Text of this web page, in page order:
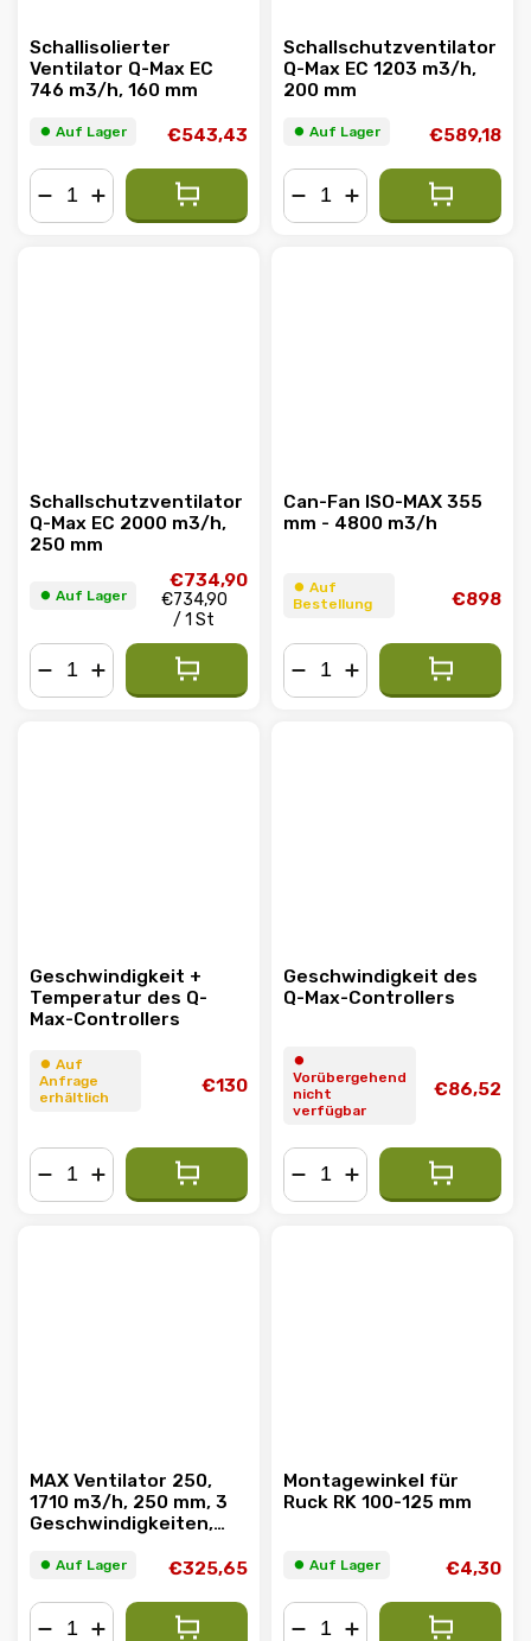
Schallisolierter
Ventilator Q-Max EC
746 m3/h, 160 mm
⏺︎ Auf Lager €543,43
Schallschutzventilator
Q-Max EC 1203 m3/h,
200 mm
⏺︎ Auf Lager €589,18
Schallschutzventilator
Q-Max EC 2000 m3/h,
250 mm
⏺︎ Auf Lager
€734,90
€734,90
/ 1 St
Can-Fan ISO-MAX 355
mm - 4800 m3/h
⏺︎ Auf
Bestellung
€898
Geschwindigkeit +
Temperatur des Q-
Max-Controllers
⏺︎ Auf
Anfrage
erhältlich
€130
Geschwindigkeit des
Q-Max-Controllers
⏺︎
Vorübergehend
nicht
verfügbar
€86,52
MAX Ventilator 250,
1710 m3/h, 250 mm, 3
Geschwindigkeiten,
⏺︎ Auf Lager €325,65
Montagewinkel für
Ruck RK 100-125 mm
⏺︎ Auf Lager €4,30